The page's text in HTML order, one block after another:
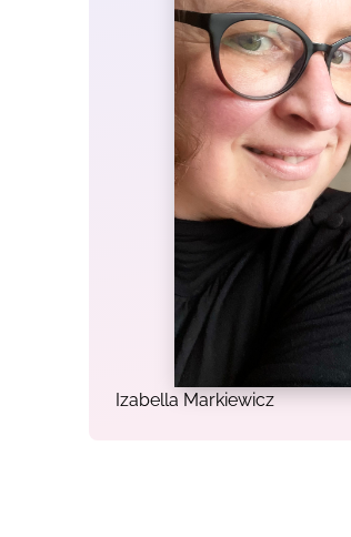
Izabella Markiewicz